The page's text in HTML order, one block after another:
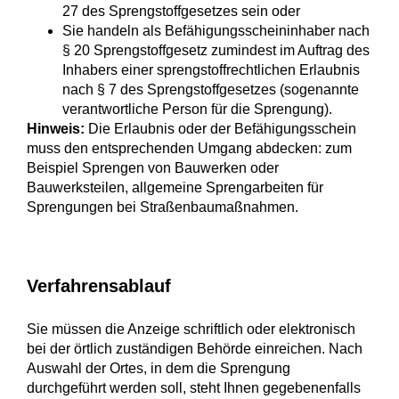
27 des Sprengstoffgesetzes sein oder
Sie handeln als Befähigungsscheininhaber nach
§ 20 Sprengstoffgesetz zumindest im Auftrag des
Inhabers einer sprengstoffrechtlichen Erlaubnis
nach § 7 des Sprengstoffgesetzes (sogenannte
verantwortliche Person für die Sprengung).
Hinweis: Die Erlaubnis oder der Befähigungsschein
muss den entsprechenden Umgang abdecken: zum
Beispiel Sprengen von Bauwerken oder
Bauwerksteilen, allgemeine Sprengarbeiten für
Sprengungen bei Straßenbaumaßnahmen.
Verfahrensablauf
Sie müssen die Anzeige schriftlich oder elektronisch
bei der örtlich zuständigen Behörde einreichen. Nach
Auswahl der Ortes, in dem die Sprengung
durchgeführt werden soll, steht Ihnen gegebenenfalls